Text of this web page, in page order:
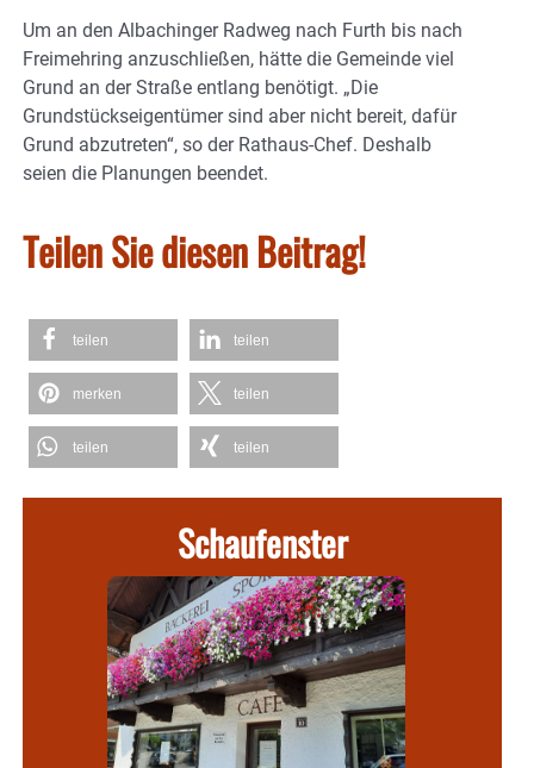
Um an den Albachinger Radweg nach Furth bis nach
Freimehring anzuschließen, hätte die Gemeinde viel
Grund an der Straße entlang benötigt. „Die
Grundstückseigentümer sind aber nicht bereit, dafür
Grund abzutreten“, so der Rathaus-Chef. Deshalb
seien die Planungen beendet.
Teilen Sie diesen Beitrag!
teilen teilen
merken teilen
teilen teilen
Schaufenster